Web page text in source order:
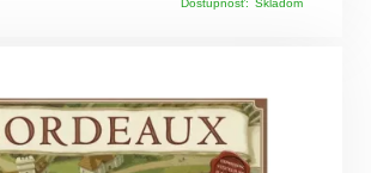
Dostupnosť: Skladom